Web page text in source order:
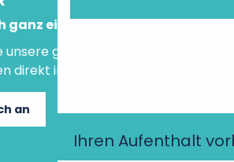
Ihren Aufenthalt
ganz einfach an!
guten Tipps und
direkt in Ihre Mailbox.
an